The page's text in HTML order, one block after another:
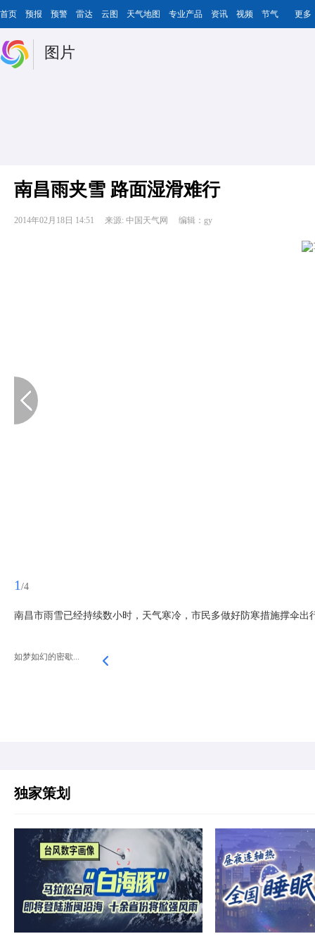
首页 预报 预警 雷达 云图 天气地图 专业产品 资讯 视频 节气 更多
图片
南昌雨夹雪 路面湿滑难行
2014年02月18日 14:51 来源: 中国天气网 编辑：gy
1 /4
南昌市雨雪已经持续数小时，天气寒冷，市民多做好防寒措施撑伞出
如梦如幻的密歇...
独家策划